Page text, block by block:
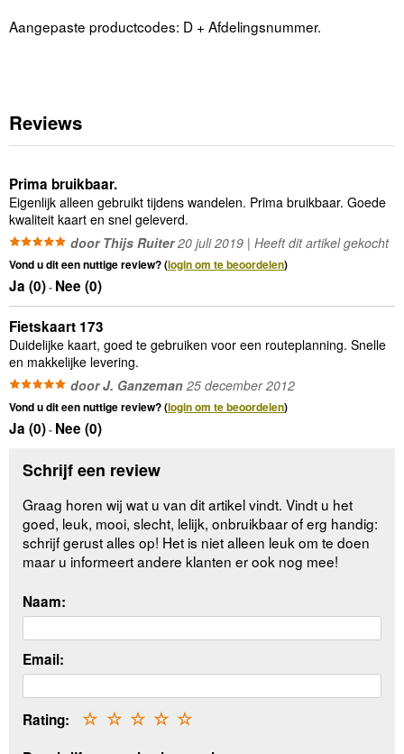
Aangepaste productcodes: D + Afdelingsnummer.
Reviews
Prima bruikbaar.
Eigenlijk alleen gebruikt tijdens wandelen. Prima bruikbaar. Goede
kwaliteit kaart en snel geleverd.
door Thijs Ruiter20 juli 2019 | Heeft dit artikel gekocht
Vond u dit een nuttige review? (login om te beoordelen)
Ja (0)- Nee (0)
Fietskaart 173
Duidelijke kaart, goed te gebruiken voor een routeplanning. Snelle
en makkelijke levering.
door J. Ganzeman 25 december 2012
Vond u dit een nuttige review? (login om te beoordelen)
Ja (0)- Nee (0)
Schrijf een review
Graag horen wij wat u van dit artikel vindt. Vindt u het
goed, leuk, mooi, slecht, lelijk, onbruikbaar of erg handig:
schrijf gerust alles op! Het is niet alleen leuk om te doen
maar u informeert andere klanten er ook nog mee!
Naam:
Email:
Rating: ☆
☆
☆
☆
☆